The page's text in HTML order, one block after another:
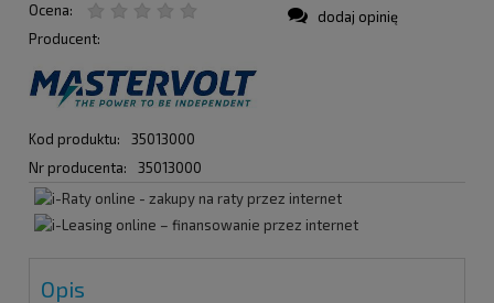
Ocena:
Producent:
Kod produktu:
35013000
Nr producenta:
35013000
dodaj opinię
Opis